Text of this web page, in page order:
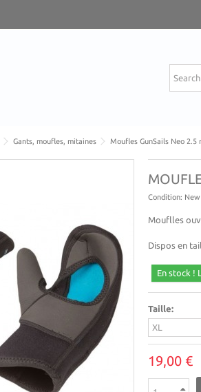
Gants, moufles, mitaines Moufles GunSails Neo 2.5
Condition: New
Mouflles
Dispos en
En stock !
Taille:
19,00 €